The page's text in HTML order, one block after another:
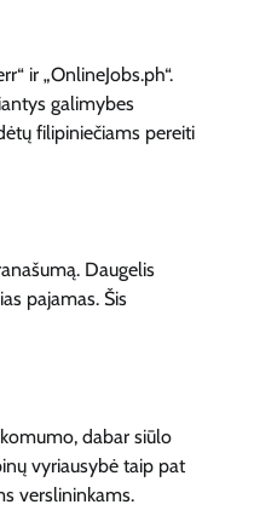
ir „OnlineJobs.ph“.
galimybes
filipiniečiams pereiti
Daugelis
pajamas. Šis
dabar siūlo
vyriausybė taip pat
verslininkams.